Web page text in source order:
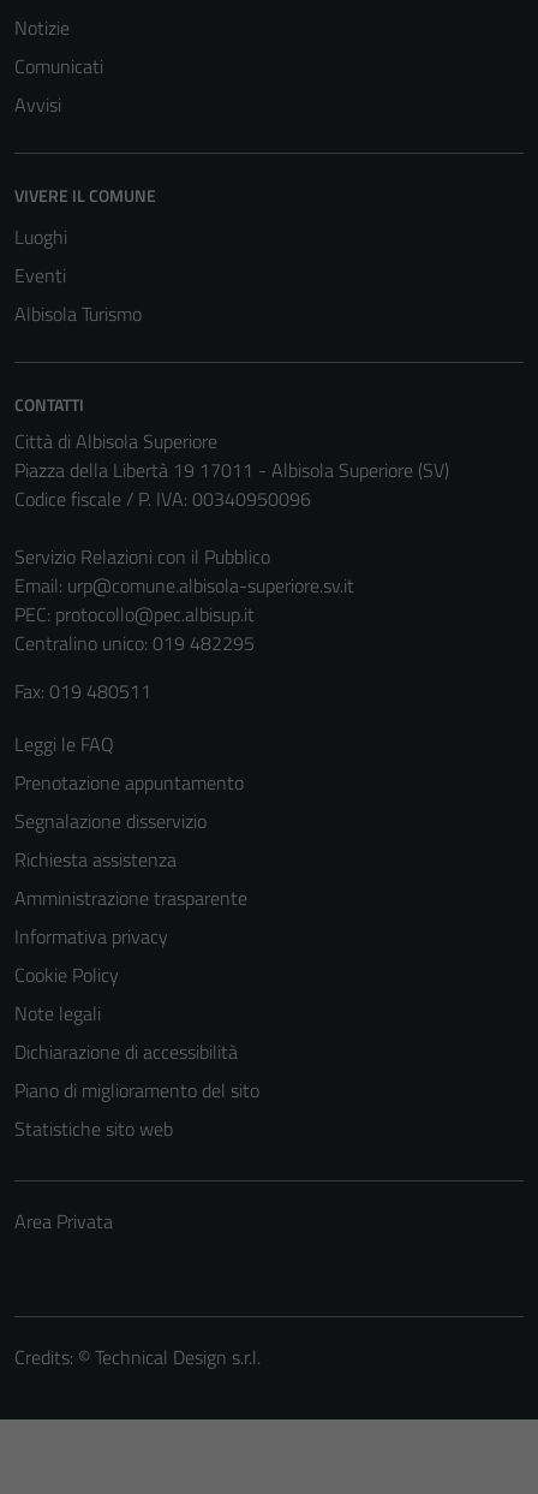
Notizie
Comunicati
Avvisi
VIVERE IL COMUNE
Luoghi
Eventi
Albisola Turismo
CONTATTI
Città di Albisola Superiore
Piazza della Libertà 19 17011 - Albisola Superiore (SV)
Codice fiscale / P. IVA: 00340950096
Servizio Relazioni con il Pubblico
Email: urp@comune.albisola-superiore.sv.it
PEC: protocollo@pec.albisup.it
Centralino unico: 019 482295
Fax: 019 480511
Leggi le FAQ
Prenotazione appuntamento
Segnalazione disservizio
Richiesta assistenza
Amministrazione trasparente
Informativa privacy
Cookie Policy
Note legali
Dichiarazione di accessibilità
Piano di miglioramento del sito
Statistiche sito web
Area Privata
Credits: ©Technical Design s.r.l.